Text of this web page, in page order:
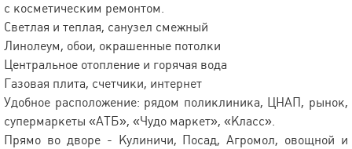
с косметическим ремонтом.
Светлая и теплая, санузел смежный
Линолеум, обои, окрашенные потолки
Центральное отопление и горячая вода
Газовая плита, счетчики, интернет
Удобное расположение: рядом поликлиника, ЦНАП, рынок,
супермаркеты «АТБ», «Чудо маркет», «Класс».
Прямо во дворе - Кулиничи, Посад, Агромол, овощной и